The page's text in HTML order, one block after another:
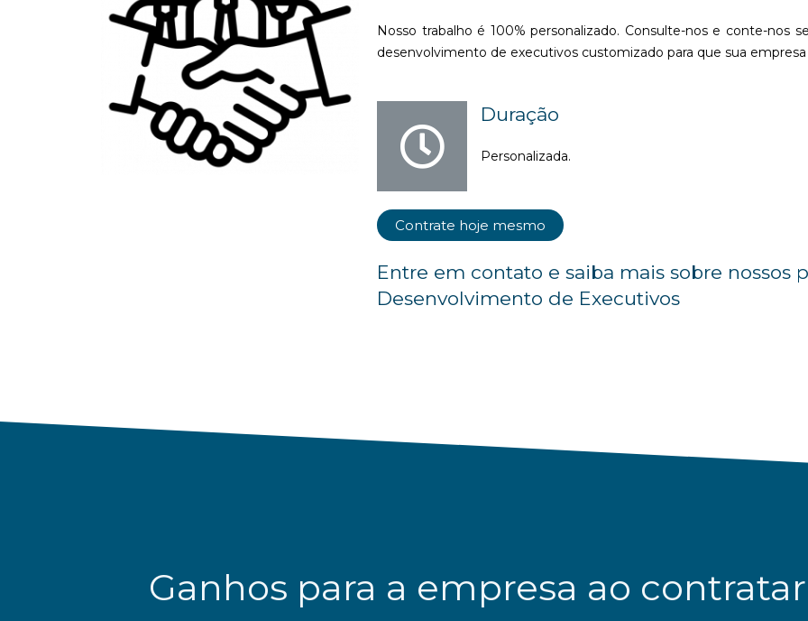
Nosso trabalho é 100% personalizado. Consulte-nos e conte-nos
desenvolvimento de executivos customizado para que sua
Duração
Personalizada.
Contrate hoje mesmo
Entre em contato e saiba mais sobre nossos
Desenvolvimento de Executivos
Ganhos para a empresa ao